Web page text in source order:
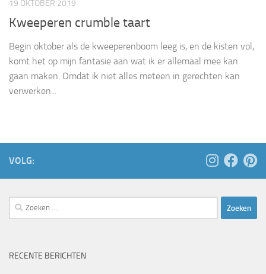
19 OKTOBER 2019
Kweeperen crumble taart
Begin oktober als de kweeperenboom leeg is, en de kisten vol,
komt het op mijn fantasie aan wat ik er allemaal mee kan
gaan maken. Omdat ik niet alles meteen in gerechten kan
verwerken...
VOLG:
Zoeken
naar:
RECENTE BERICHTEN